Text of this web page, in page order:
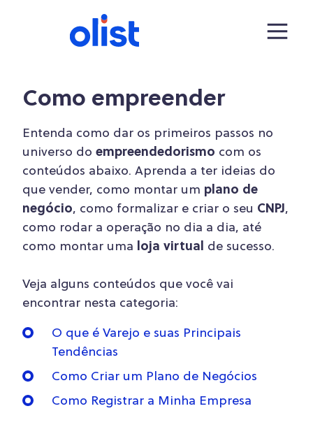
Como empreender
Entenda como dar os primeiros passos no
universo do empreendedorismo com os
conteúdos abaixo. Aprenda a ter ideias do
que vender, como montar um plano de
negócio, como formalizar e criar o seu CNPJ,
como rodar a operação no dia a dia, até
como montar uma loja virtual de sucesso.
Veja alguns conteúdos que você vai
encontrar nesta categoria:
O que é Varejo e suas Principais
Tendências
Como Criar um Plano de Negócios
Como Registrar a Minha Empresa